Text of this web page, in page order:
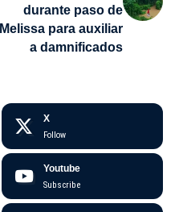
durante paso de
Melissa para auxiliar
a damnificados
X
Follow
Youtube
Subscribe